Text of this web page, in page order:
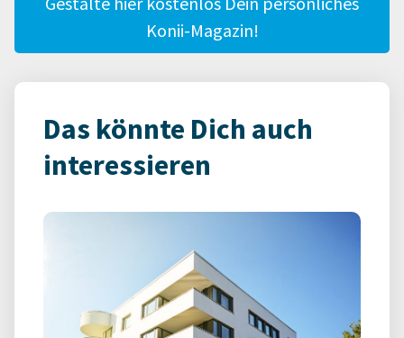
Konii-Magazin!
Das könnte Dich auch
interessieren